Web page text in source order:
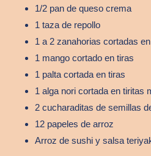
1/2 pan de queso crema
1 taza de repollo
1 a 2 zanahorias cortadas
1 mango cortado en tiras
1 palta cortada en tiras
1 alga nori cortada en tiritas
2 cucharaditas de semillas
12 papeles de arroz
Arroz de sushi y salsa